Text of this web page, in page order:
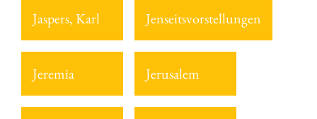
Jaspers, Karl Jenseitsvorstellungen
Jeremia Jerusalem